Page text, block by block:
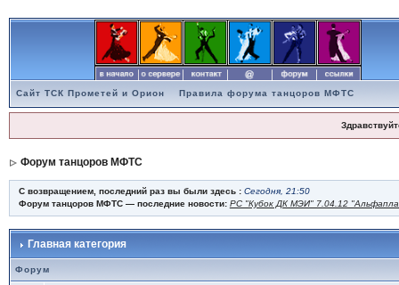
Сайт ТСК Прометей и Орион Правила форума танцоров МФТС
Форум танцоров МФТС
С возвращением, последний раз вы были здесь : Сегодня, 21:50
Форум танцоров МФТС — последние новости: РС "Кубок ДК МЭИ" 7.04.12
Главная категория
Форум